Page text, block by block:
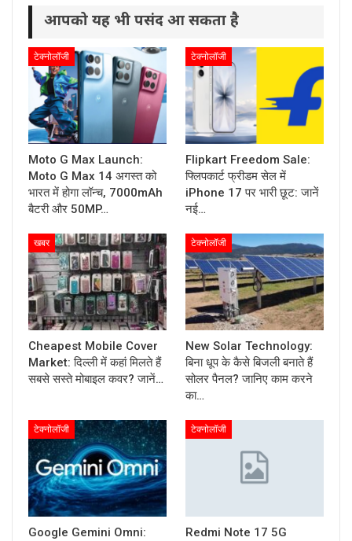
आपको यह भी पसंद आ सकता है
टेक्नोलॉजी
Moto G Max Launch:
Moto G Max 14 अगस्त को
भारत में होगा लॉन्च, 7000mAh
बैटरी और 50MP…
टेक्नोलॉजी
Flipkart Freedom Sale:
फ्लिपकार्ट फ्रीडम सेल में
iPhone 17 पर भारी छूट: जानें
नई…
खबर
Cheapest Mobile Cover
Market: दिल्ली में कहां मिलते हैं
सबसे सस्ते मोबाइल कवर? जानें…
टेक्नोलॉजी
New Solar Technology:
बिना धूप के कैसे बिजली बनाते हैं
सोलर पैनल? जानिए काम करने
का…
टेक्नोलॉजी
Google Gemini Omni:
टेक्नोलॉजी
Redmi Note 17 5G